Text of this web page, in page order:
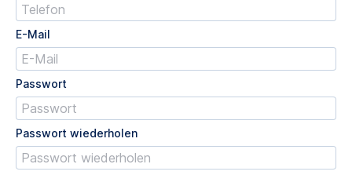
E-Mail
Passwort
Passwort wiederholen